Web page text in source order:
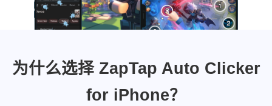
为什么选择 ZapTap Auto Clicker
for iPhone？